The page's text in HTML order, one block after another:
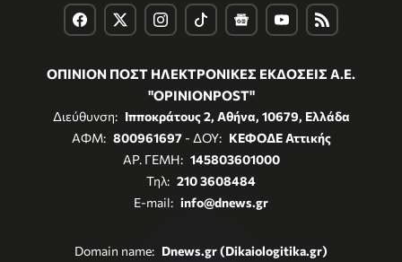
ΟΠΙΝΙΟΝ ΠΟΣΤ ΗΛΕΚΤΡΟΝΙΚΕΣ ΕΚΔΟΣΕΙΣ Α.Ε.
"OPINIONPOST"
Διεύθυνση: Ιπποκράτους 2, Αθήνα, 10679, Ελλάδα
ΑΦΜ: 800961697- ΔΟΥ: ΚΕΦΟΔΕ Αττικής
ΑΡ. ΓΕΜΗ: 145803601000
Τηλ: 210 3608484
E-mail: info@dnews.gr
Domain name: Dnews.gr (Dikaiologitika.gr)